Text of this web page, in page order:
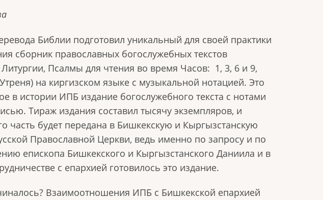
Библии подготовил уникальный для своей практики
сборник православных богослужебных текстов
Псалмы для чтения во время Часов: 1, 3, 6 и 9,
на киргизском языке с музыкальной нотацией. Это
в истории ИПБ издание богослужебного текста с нотами
Тираж издания составил тысячу экземпляров, и
часть будет передана в Бишкекскую и Кыргызстанскую
Православной Церкви, ведь именно по запросу и по
епископа Бишкекского и Кыргызстанского Даниила и в
с епархией готовилось это издание.
Взаимоотношения ИПБ с Бишкекской епархией